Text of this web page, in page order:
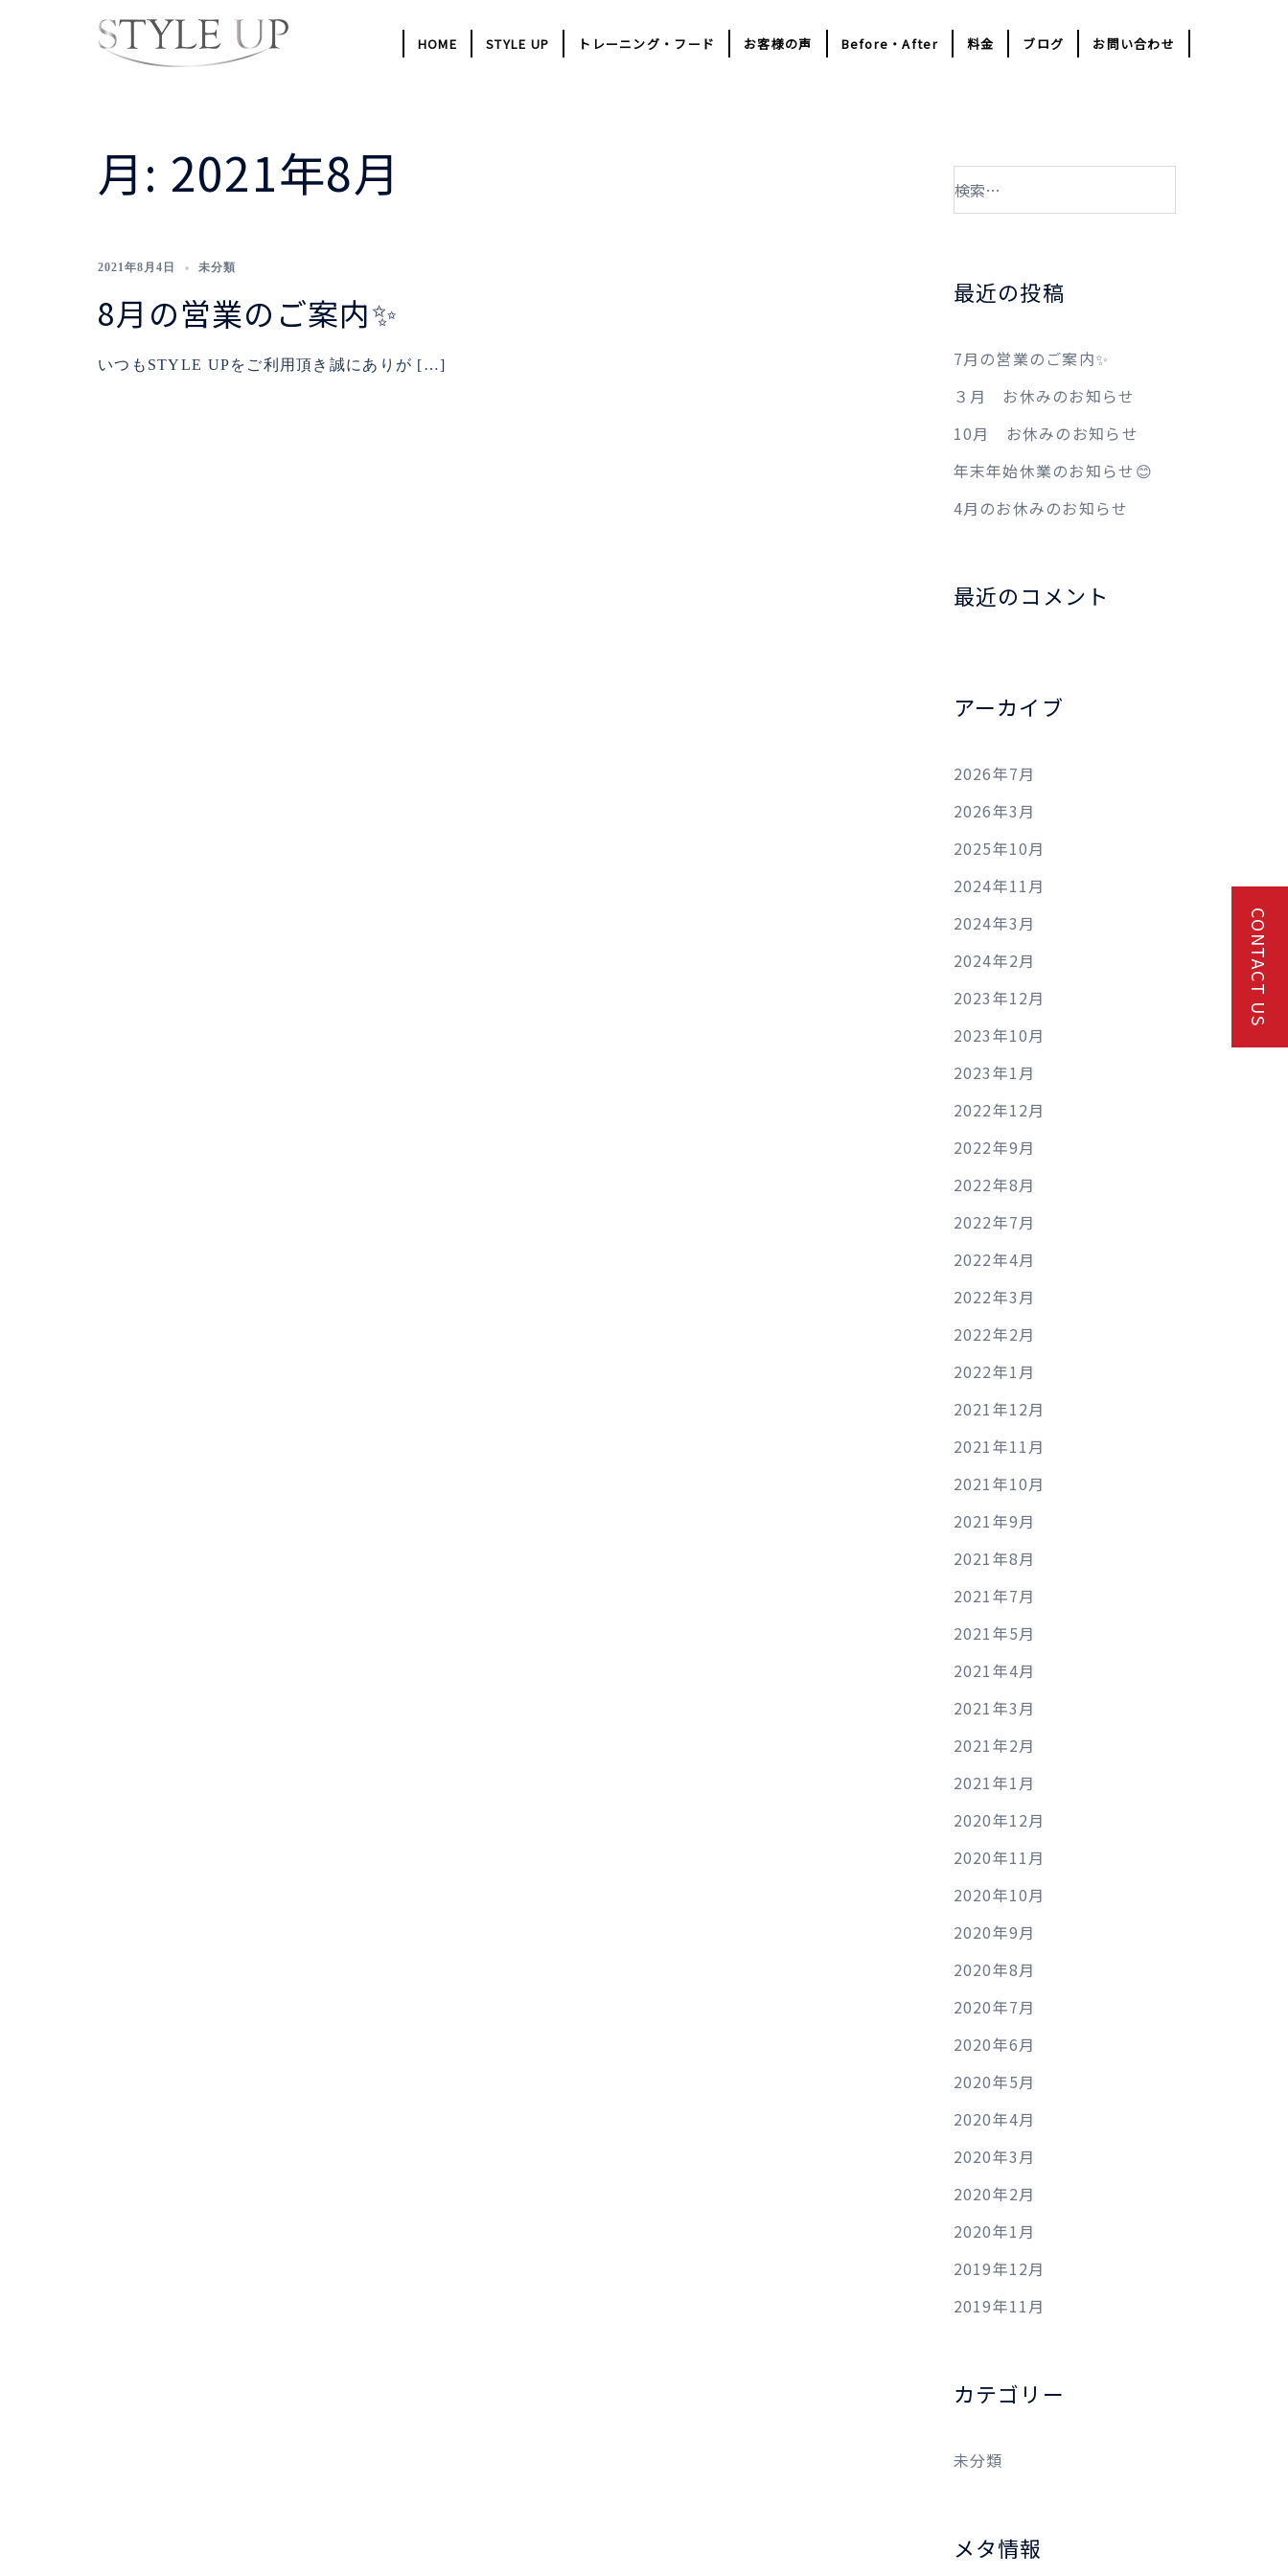
HOME STYLE UP トレーニング・フード お客様の声 Before・After 料金 ブログ お問い合わせ
月: 2021年8月
2021年8月4日 未分類
8月の営業のご案内✨
いつもSTYLE UPをご利用頂き誠にありが […]
検
最近の投稿
7月の営業のご案内✨
３月 お休みのお知らせ
10月 お休みのお知らせ
年末年始休業のお知らせ😊
4月のお休みのお知らせ
最近のコメント
アーカイブ
2026年7月
2026年3月
2025年10月
2024年11月
2024年3月
2024年2月
2023年12月
2023年10月
2023年1月
2022年12月
2022年9月
2022年8月
2022年7月
2022年4月
2022年3月
2022年2月
2022年1月
2021年12月
2021年11月
2021年10月
2021年9月
2021年8月
2021年7月
2021年5月
2021年4月
2021年3月
2021年2月
2021年1月
2020年12月
2020年11月
2020年10月
2020年9月
2020年8月
2020年7月
2020年6月
2020年5月
2020年4月
2020年3月
2020年2月
2020年1月
2019年12月
2019年11月
カテゴリー
未分類
メタ情報
CONTACT US